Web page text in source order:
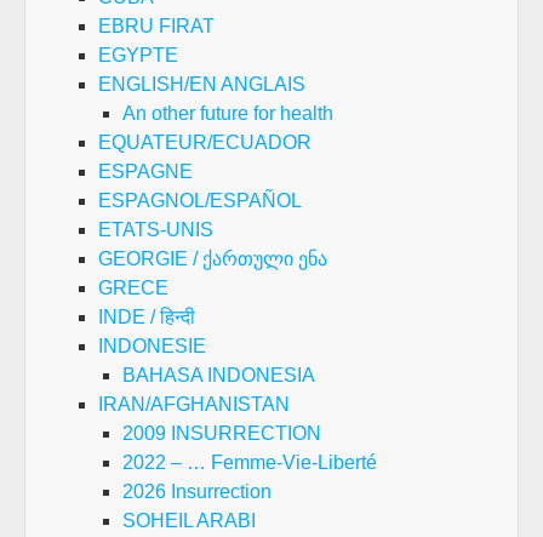
EBRU FIRAT
EGYPTE
ENGLISH/EN ANGLAIS
An other future for health
EQUATEUR/ECUADOR
ESPAGNE
ESPAGNOL/ESPAÑOL
ETATS-UNIS
GEORGIE / ქართული ენა
GRECE
INDE / हिन्दी
INDONESIE
BAHASA INDONESIA
IRAN/AFGHANISTAN
2009 INSURRECTION
2022 – … Femme-Vie-Liberté
2026 Insurrection
SOHEIL ARABI